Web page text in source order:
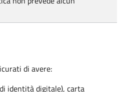
di avere:
identità digitale), carta